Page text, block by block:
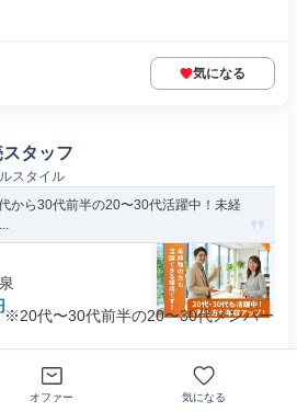
気になる
タッフ
スタイル
から30代前半の20〜30代活躍中！未経
※20代〜30代前半の20〜30代メンバー
オファー 気になる